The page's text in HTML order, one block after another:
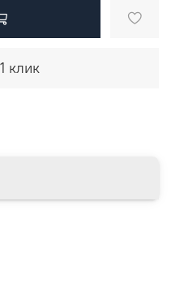
клик